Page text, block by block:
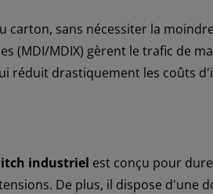
sans nécessiter la
(MDI/MDIX) gèrent le trafic de
réduit drastiquement les coûts
industriel est conçu pour
De plus, il dispose d'une